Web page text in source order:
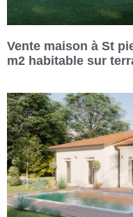
Vente maison à St
m2 habitable sur